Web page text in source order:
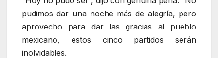
pudimos dar una noche más de alegría, pero
aprovecho para dar las gracias al pueblo
mexicano, estos cinco partidos serán
inolvidables.